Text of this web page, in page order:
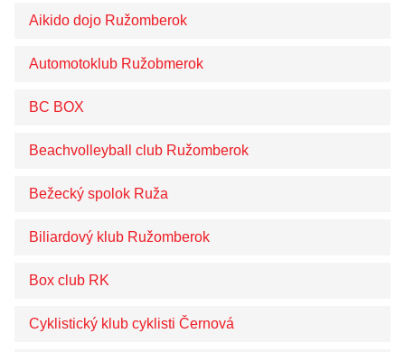
Inzercia
Doprava
Školstvo
Kultúra
Športové kluby
Aikido dojo Ružomberok
Automotoklub Ružobmerok
BC BOX
Beachvolleyball club Ružomberok
Bežecký spolok Ruža
Biliardový klub Ružomberok
Box club RK
Cyklistický klub cyklisti Černová